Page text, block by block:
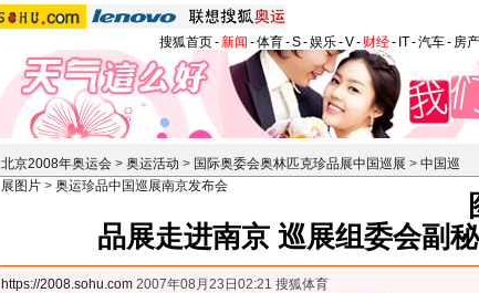
搜狐首页-新闻 -体育-S-娱乐-V- 财经- IT-汽车- 房产
北京2008年奥运会 > 奥运活动 > 国际奥委会奥林匹克珍品展中国巡展 > 中国巡
展图片 > 奥运珍品中国巡展南京发布会
品展走进南京 巡展组委会副
https://2008.sohu.com 2007年08月23日02:21 搜狐体育